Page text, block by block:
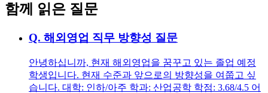
함께 읽은 질문
Q. 해외영업 직무 방향성 질문
안녕하십니까, 현재 해외영업을 꿈꾸고 있는 졸업 예정
학생입니다. 현재 수준과 앞으로의 방향성을 여쭙고 싶
습니다. 대학: 인하/아주 학과: 산업공학 학점: 3.68/4.5 어